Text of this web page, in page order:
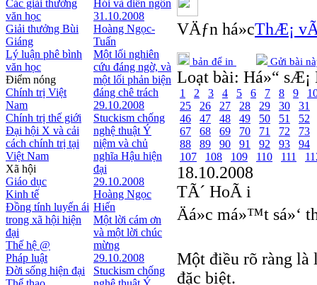
Các giải thưởng
văn học
Giải thưởng Bùi
Giáng
Lý luận phê bình
văn học
Điểm nóng
Chính trị Việt
Nam
Chính trị thế giới
Đại hội X và cải
cách chính trị tại
Việt Nam
Xã hội
Giáo dục
Kinh tế
Đồng tính luyến ái
trong xã hội hiện
đại
Thế hệ @
Pháp luật
Đời sống hiện đại
Hói và diễn ngôn
31.10.2008
Hoàng Ngọc-
Tuấn
Một lối nghiên
cứu đáng ngờ, và
một lối phản biện
đáng chê trách
29.10.2008
Stuckism chống
nghệ thuật Ý
niệm và chủ
nghĩa Hậu hiện
đại
29.10.2008
Hoàng Ngọc
Hiến
Một lời cám ơn
và một lời chúc
mừng
29.10.2008
Stuckism chống
VÄƒn há»cThÆ¡
bản để in Gửi bài
Loạt bài: Há»“ sÆ¡
1 2 3 4 5 6 7 8 9
25
26 27 28 29 30
31
46
47 48 49 50 51
52
67
68 69 70 71 72
73
88
89 90 91 92 93
94
107
108 109 110 111
18.10.2008
TÃ´ HoÃ i
Äá»c má»™t sá»‘
Một điều rõ ràng là
đặc biệt.